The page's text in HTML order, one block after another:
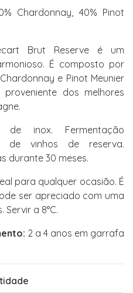
Chardonnay, 40% Pinot
Brut Reserve é um
É composto por
e Pinot Meunier
dos melhores
inox. Fermentação
de vinhos de reserva.
durante 30 meses.
para qualquer ocasião. É
ser apreciado com uma
a 8°C.
2 a 4 anos em garrafa